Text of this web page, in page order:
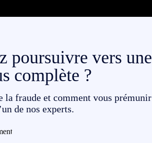
poursuivre vers une
complète ?
la fraude et comment vous prémunir
de nos experts.